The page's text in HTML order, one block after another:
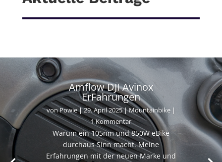
Amflow DJI Avinox
ErFahrungen
vonPowie|29. April 2025|Mountainbike |
1 Kommentar
Warum ein 105nm und 850W eBike
durchaus Sinn macht. Meine
Erfahrungen mit der neuen Marke und